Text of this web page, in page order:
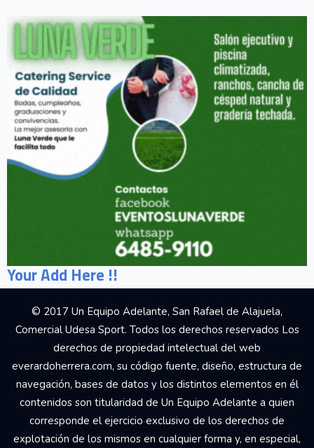
Your Add Here !!
© 2017 Un Equipo Adelante, San Rafael de Alajuela,
Comercial Udesa Sport. Todos los derechos reservados Los
derechos de propiedad intelectual del web
everardoherrera.com, su código fuente, diseño, estructura de
navegación, bases de datos y los distintos elementos en él
contenidos son titularidad de Un Equipo Adelante a quien
corresponde el ejercicio exclusivo de los derechos de
explotación de los mismos en cualquier forma y, en especial,